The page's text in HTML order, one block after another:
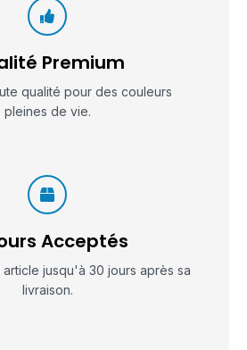
Premium
qualité pour des couleurs
pleines de vie.
Acceptés
jusqu'à 30 jours après sa
livraison.